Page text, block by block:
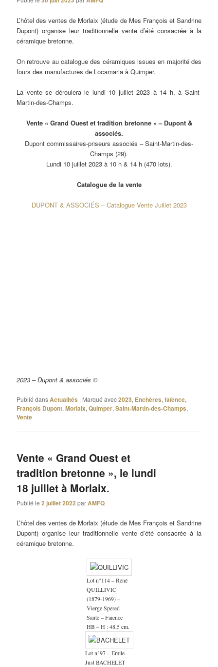
L’hôtel des ventes de Morlaix (étude de Mes François et Sandrine
Dupont) organise leur traditionnelle vente d’été consacrée à la
céramique bretonne.
On retrouve au catalogue des céramiques issues en majorité des
fours des manufactures de Locamaria à Quimper.
La vente se déroulera le lundi 10 juillet 2023 à 14 h, à Saint-
Martin-des-Champs.
Vente « Grand Ouest et tradition bretonne » – Dupont &
associés.
Dupont commissaires-priseurs associés – Saint-Martin-des-
Champs (29).
Lundi 10 juillet 2023 à 10 h & 14 h (470 lots).
Catalogue de la vente
DUPONT & ASSOCIÉS – Catalogue Vente Juillet 2023
2023 – Dupont & associés ©
Publié dansActualités | Marqué avec2023, Enchères,faïence,
François Dupont,Morlaix,Quimper,Saint-Martin-des-Champs,
Vente
Vente « Grand Ouest et
tradition bretonne », le lundi
18 juillet à Morlaix.
Publié le2 juillet 2022 parAMFQ
L’hôtel des ventes de Morlaix (étude de Mes François et Sandrine
Dupont) organise leur traditionnelle vente d’été consacrée à la
céramique bretonne.
Lot n°114 – René
QUILLIVIC
(1879-1969) –
Vierge Spered
Sante – Faïence
HB – H : 48,5 cm.
Lot n°97 – Emile-
Just BACHELET